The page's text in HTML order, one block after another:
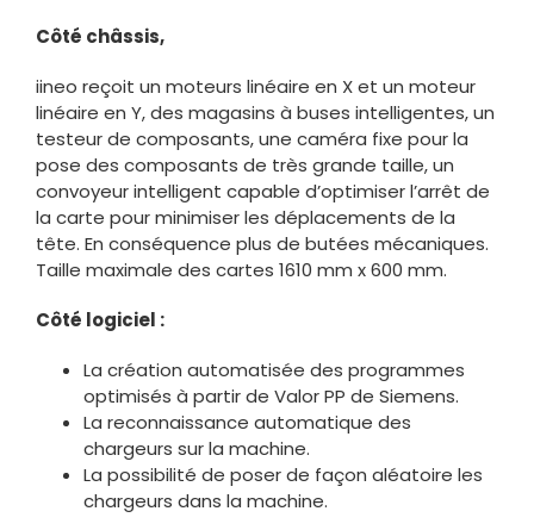
Côté châssis,
iineo reçoit un moteurs linéaire en X et un moteur
linéaire en Y, des magasins à buses intelligentes, un
testeur de composants, une caméra fixe pour la
pose des composants de très grande taille, un
convoyeur intelligent capable d’optimiser l’arrêt de
la carte pour minimiser les déplacements de la
tête. En conséquence plus de butées mécaniques.
Taille maximale des cartes 1610 mm x 600 mm.
Côté logiciel :
La création automatisée des programmes
optimisés à partir de Valor PP de Siemens.
La reconnaissance automatique des
chargeurs sur la machine.
La possibilité de poser de façon aléatoire les
chargeurs dans la machine.